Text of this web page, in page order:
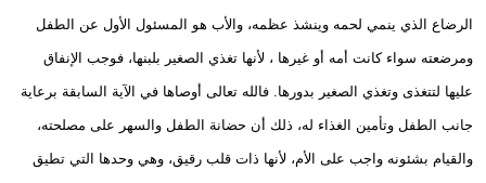
الرضاع الذي ينمي لحمه وينشذ عظمه، والأب هو المسئول الأول عن الطفل
ومرضعته سواء كانت أمه أو غيرها ، لأنها تغذي الصغير بلبنها، فوجب الإنفاق
عليها لتتغذى وتغذي الصغير بدورها. فالله تعالى أوصاها في الآية السابقة برعاية
جانب الطفل وتأمين الغذاء له، ذلك أن حضانة الطفل والسهر على مصلحته،
والقيام بشئونه واجب على الأم، لأنها ذات قلب رقيق، وهي وحدها التي تطيق